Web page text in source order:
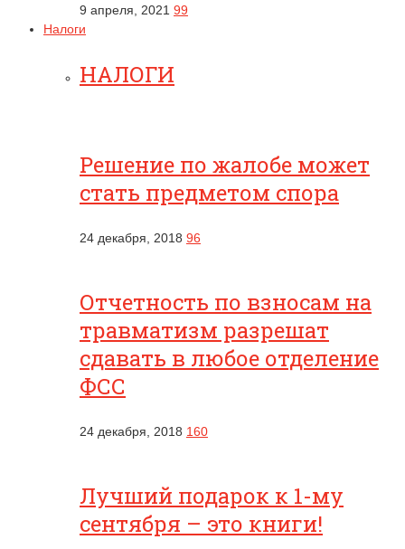
9 апреля, 2021 99
Налоги
НАЛОГИ
Решение по жалобе может
стать предметом спора
24 декабря, 2018 96
Отчетность по взносам на
травматизм разрешат
сдавать в любое отделение
ФСС
24 декабря, 2018 160
Лучший подарок к 1-му
сентября – это книги!